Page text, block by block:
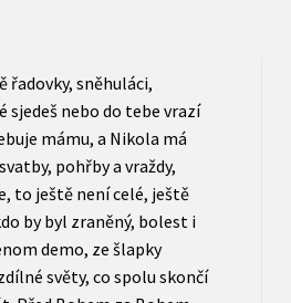
řadovky, sněhuláci,
sjedeš nebo do tebe vrazí
mámu, a Nikola má
pohřby a vraždy,
to ještě není celé, ještě
by byl zraněný, bolest i
demo, ze šlapky
světy, co spolu skončí